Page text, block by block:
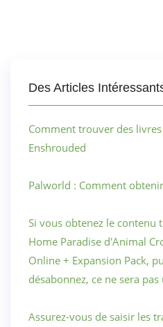
Des Articles
Comment trouver des
Enshrouded
Palworld : Comment
Si vous obtenez le contenu
Home Paradise d'Animal
Online + Expansion Pack,
désabonnez, ce ne sera
Assurez-vous de saisir les